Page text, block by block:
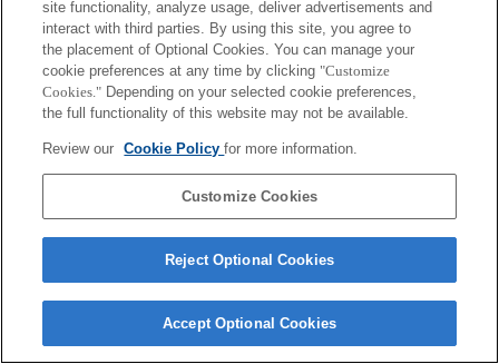
Terms of Use Contact Us
Copyright 2026 Sony Corporation
site functionality, analyze usage, deliver advertisements and
interact with third parties. By using this site, you agree to
the placement of Optional Cookies. You can manage your
cookie preferences at any time by clicking "Customize
Cookies." Depending on your selected cookie preferences,
the full functionality of this website may not be available.
Review our Cookie Policyfor more information.
Customize Cookies
Reject Optional Cookies
Accept Optional Cookies